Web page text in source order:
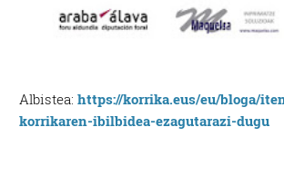
Albistea:https://korrika.eus/eu/bloga/
korrikaren-ibilbidea-ezagutarazi-dugu